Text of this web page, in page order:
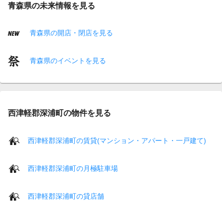
青森県の未来情報を見る
青森県の開店・閉店を見る
青森県のイベントを見る
西津軽郡深浦町の物件を見る
西津軽郡深浦町の賃貸(マンション・アパート・一戸建て)
西津軽郡深浦町の月極駐車場
西津軽郡深浦町の貸店舗